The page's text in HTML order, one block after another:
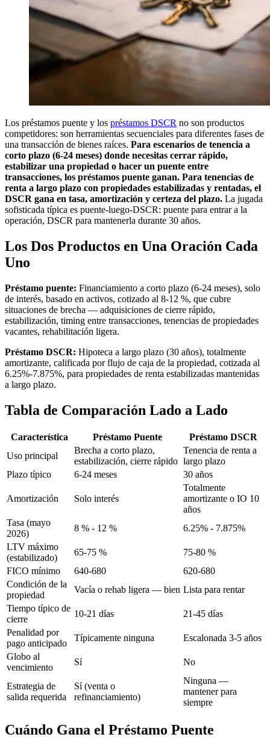
Los préstamos puente y los préstamos DSCR no son productos
competidores: son herramientas secuenciales para diferentes fases de
una transacción de bienes raíces. Para escenarios de tenencia a
corto plazo (6-24 meses) donde necesitas cerrar rápido,
estabilizar una propiedad o hacer un puente entre
transacciones, los préstamos puente ganan. Para tenencias de
renta a largo plazo con propiedades estabilizadas y rentadas, el
DSCR gana en tasa, amortización y certeza del plazo. La jugada
sofisticada típica es puente-luego-DSCR: puente para entrar a la
operación, DSCR para mantenerla durante 30 años.
Los Dos Productos en Una Oración Cada
Uno
Préstamo puente: Financiamiento a corto plazo (6-24 meses), solo
de interés, basado en activos, cotizado al 8-12 %, que cubre
situaciones de brecha — adquisiciones de cierre rápido,
estabilización, timing entre transacciones, tenencias de propiedades
vacantes, rehabilitación ligera.
Préstamo DSCR: Hipoteca a largo plazo (30 años), totalmente
amortizante, calificada por flujo de caja de la propiedad, cotizada al
6.25%-7.875%, para propiedades de renta estabilizadas mantenidas
a largo plazo.
Tabla de Comparación Lado a Lado
Característica Préstamo Puente
Préstamo DSCR
Uso principal
Brecha a corto plazo,
estabilización, cierre rápido
Tenencia de renta a
largo plazo
Plazo típico
6-24 meses 30 años
Amortización Solo interés
Totalmente
amortizante o IO 10
años
Tasa (mayo
2026)
8 % - 12 %
6.25% - 7.875%
LTV máximo
(estabilizado)
65-75 %
75-80 %
FICO mínimo
640-680
620-680
Condición de la
propiedad
Vacía o rehab ligera — bien Lista para rentar
Tiempo típico de
cierre
10-21 días
21-45 días
Penalidad por
pago anticipado
Típicamente ninguna
Escalonada 3-5 años
Globo al
vencimiento
Sí No
Estrategia de
salida requerida
Sí (venta o
refinanciamiento)
Ninguna —
mantener para
siempre
Cuándo Gana el Préstamo Puente